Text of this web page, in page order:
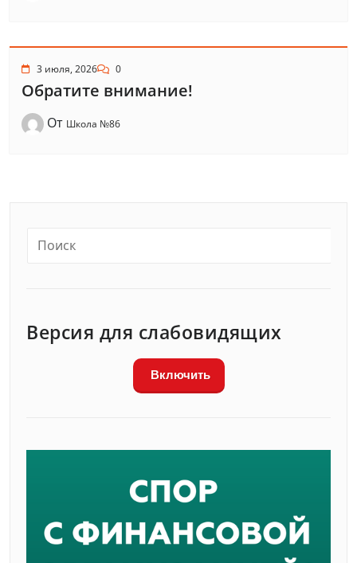
3 июля, 2026 0
Обратите внимание!
От Школа №86
Версия для слабовидящих
Включить